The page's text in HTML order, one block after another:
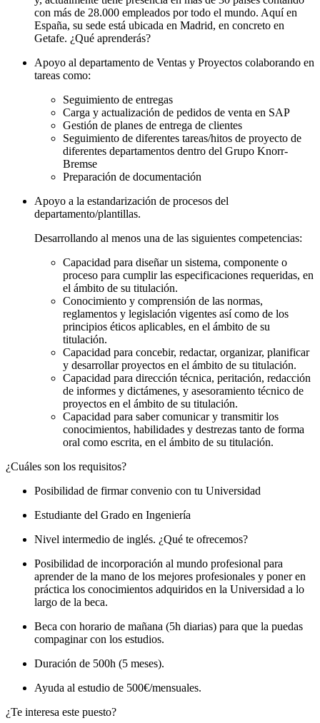
con más de 28.000 empleados por todo el mundo. Aquí en
España, su sede está ubicada en Madrid, en concreto en
Getafe. ¿Qué aprenderás?
Apoyo al departamento de Ventas y Proyectos colaborando en
tareas como:
Seguimiento de entregas
Carga y actualización de pedidos de venta en SAP
Gestión de planes de entrega de clientes
Seguimiento de diferentes tareas/hitos de proyecto de
diferentes departamentos dentro del Grupo Knorr-
Bremse
Preparación de documentación
Apoyo a la estandarización de procesos del
departamento/plantillas.
Desarrollando al menos una de las siguientes competencias:
Capacidad para diseñar un sistema, componente o
proceso para cumplir las especificaciones requeridas, en
el ámbito de su titulación.
Conocimiento y comprensión de las normas,
reglamentos y legislación vigentes así como de los
principios éticos aplicables, en el ámbito de su
titulación.
Capacidad para concebir, redactar, organizar, planificar
y desarrollar proyectos en el ámbito de su titulación.
Capacidad para dirección técnica, peritación, redacción
de informes y dictámenes, y asesoramiento técnico de
proyectos en el ámbito de su titulación.
Capacidad para saber comunicar y transmitir los
conocimientos, habilidades y destrezas tanto de forma
oral como escrita, en el ámbito de su titulación.
¿Cuáles son los requisitos?
Posibilidad de firmar convenio con tu Universidad
Estudiante del Grado en Ingeniería
Nivel intermedio de inglés. ¿Qué te ofrecemos?
Posibilidad de incorporación al mundo profesional para
aprender de la mano de los mejores profesionales y poner en
práctica los conocimientos adquiridos en la Universidad a lo
largo de la beca.
Beca con horario de mañana (5h diarias) para que la puedas
compaginar con los estudios.
Duración de 500h (5 meses).
Ayuda al estudio de 500€/mensuales.
¿Te interesa este puesto?